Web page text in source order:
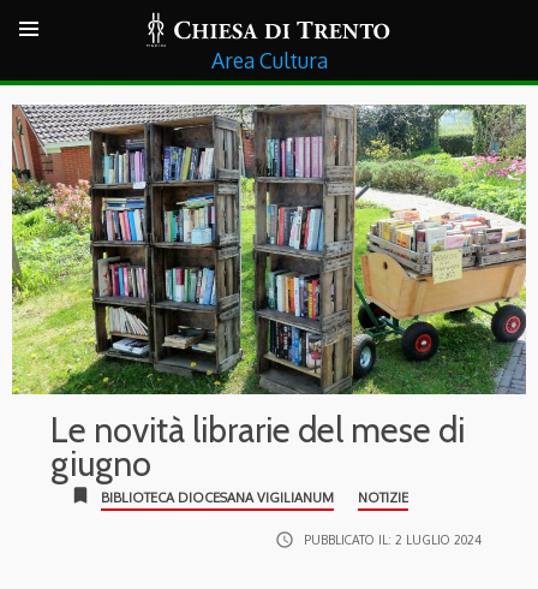
Cultura
Le novità librarie del mese di
giugno
bookmark BIBLIOTECA DIOCESANA VIGILIANUM NOTIZIE
access_time PUBBLICATO IL: 2 LUGLIO 2024